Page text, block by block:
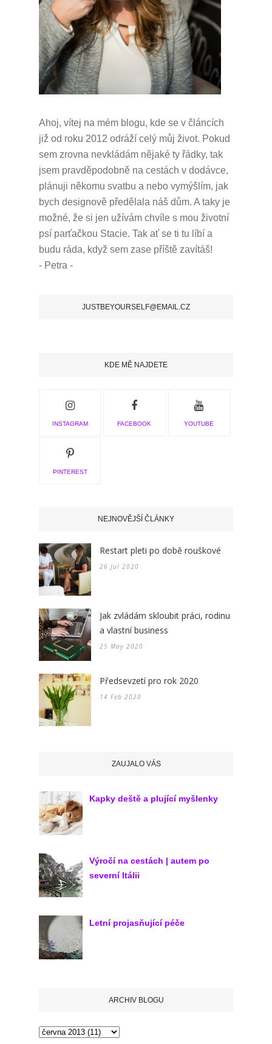
Ahoj, vítej na mém blogu, kde se v článcích
již od roku 2012 odráží celý můj život. Pokud
sem zrovna nevkládám nějaké ty řádky, tak
jsem pravděpodobně na cestách v dodávce,
plánuji někomu svatbu a nebo vymýšlím, jak
bych designově předělala náš dům. A taky je
možné, že si jen užívám chvíle s mou životní
psí parťačkou Stacie. Tak ať se ti tu líbí a
budu ráda, když sem zase příště zavítáš!
- Petra -
JUSTBEYOURSELF@EMAIL.CZ
KDE MĚ NAJDETE
INSTAGRAM FACEBOOK YOUTUBE
PINTEREST
NEJNOVĚJŠÍ ČLÁNKY
Restart pleti po době rouškové
26 Jul 2020
Jak zvládám skloubit práci, rodinu
a vlastní business
25 May 2020
Předsevzetí pro rok 2020
14 Feb 2020
ZAUJALO VÁS
Kapky deště a plující myšlenky
Výročí na cestách | autem po
severní Itálii
Letní projasňující péče
ARCHIV BLOGU